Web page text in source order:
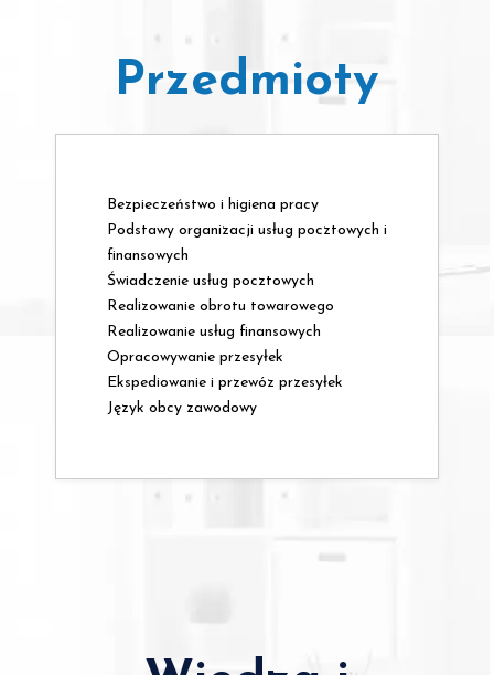
Przedmioty
Bezpieczeństwo i higiena pracy
Podstawy organizacji usług pocztowych i
finansowych
Świadczenie usług pocztowych
Realizowanie obrotu towarowego
Realizowanie usług finansowych
Opracowywanie przesyłek
Ekspediowanie i przewóz przesyłek
Język obcy zawodowy